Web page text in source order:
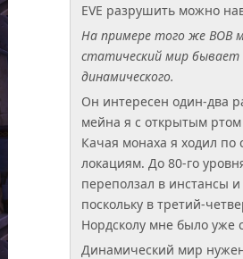
EVE разрушить можно
На примере того же ВОВ
статический мир бывает
динамического.
Он интересен один-два
мейна я с открытым
Качая монаха я ходил по
локациям. До 80-го
переползал в инстансы
поскольку в третий-
Нордсколу мне было уже
Динамический мир